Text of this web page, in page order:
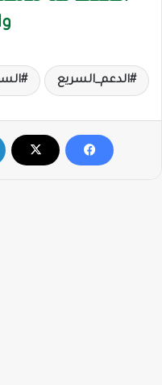
الدعم_السريع